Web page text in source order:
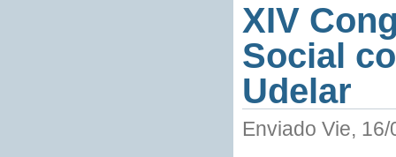
XIV
Social
Udelar
Enviado Vie,